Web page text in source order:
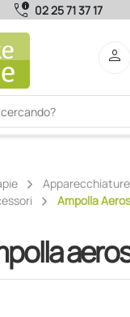
call_quality 02 25 71 37 17
person
Apparecchiature
Ampolla